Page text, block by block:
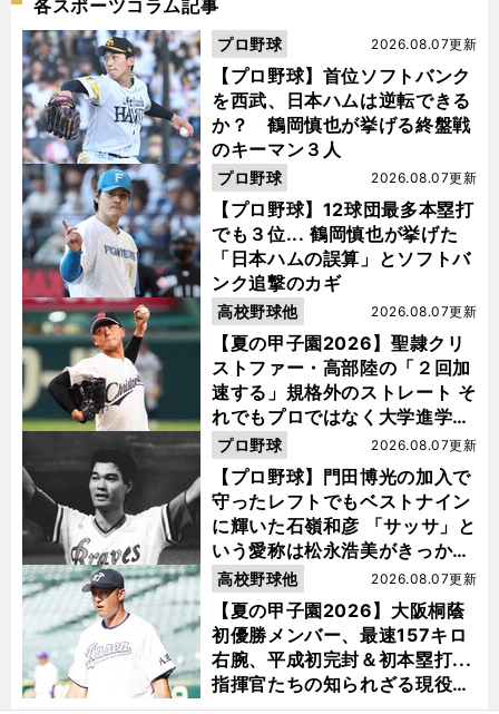
各スポーツコラム記事
【プロ野球】首位ソフトバンク
を西武、日本ハムは逆転できる
か？ 鶴岡慎也が挙げる終盤戦
のキーマン３人
2026.08.07更新
プロ野球
【プロ野球】12球団最多本塁打
でも３位... 鶴岡慎也が挙げた
「日本ハムの誤算」とソフトバ
ンク追撃のカギ
2026.08.07更新
プロ野球
【夏の甲子園2026】聖隷クリ
ストファー・高部陸の「２回加
速する」規格外のストレート そ
れでもプロではなく大学進学を
選ぶ理由
2026.08.07更新
高校野球他
【プロ野球】門田博光の加入で
守ったレフトでもベストナイン
に輝いた石嶺和彦 「サッサ」と
いう愛称は松永浩美がきっか
け？
2026.08.07更新
プロ野球
【夏の甲子園2026】大阪桐蔭
初優勝メンバー、最速157キロ
右腕、平成初完封＆初本塁打...
指揮官たちの知られざる現役時
代
2026.08.07更新
高校野球他